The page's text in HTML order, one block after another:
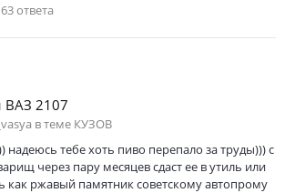
63 ответа
ВАЗ 2107
в теме КУЗОВ
надеюсь тебе хоть пиво перепало за труды))) с
через пару месяцев сдаст ее в утиль или
как ржавый памятник советскому автопрому